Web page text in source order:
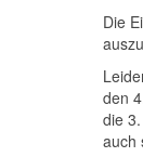
Die
den
die
auch